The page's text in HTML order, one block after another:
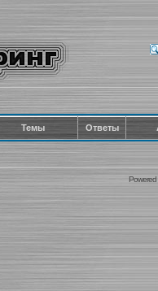
Темы Ответы